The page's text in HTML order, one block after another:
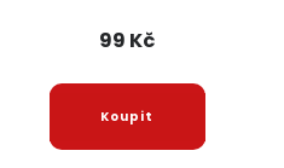
99 Kč